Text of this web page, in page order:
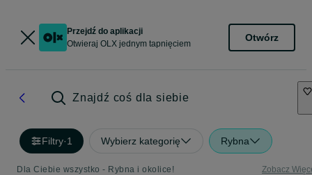
Przejdź do aplikacji
Otwieraj OLX jednym tapnięciem
Otwórz
Znajdź coś dla siebie
Filtry·1 Wybierz kategorię Rybna
Dla Ciebie wszystko - Rybna i okolice! Zobacz